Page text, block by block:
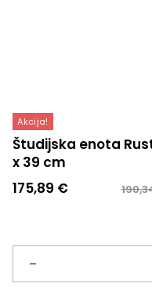
Akcija!
Študijska enota
x 39 cm
Izvirna
bila:
190,34 €.
175,89 €
Trenutna
175,89 €.
–
Študijska